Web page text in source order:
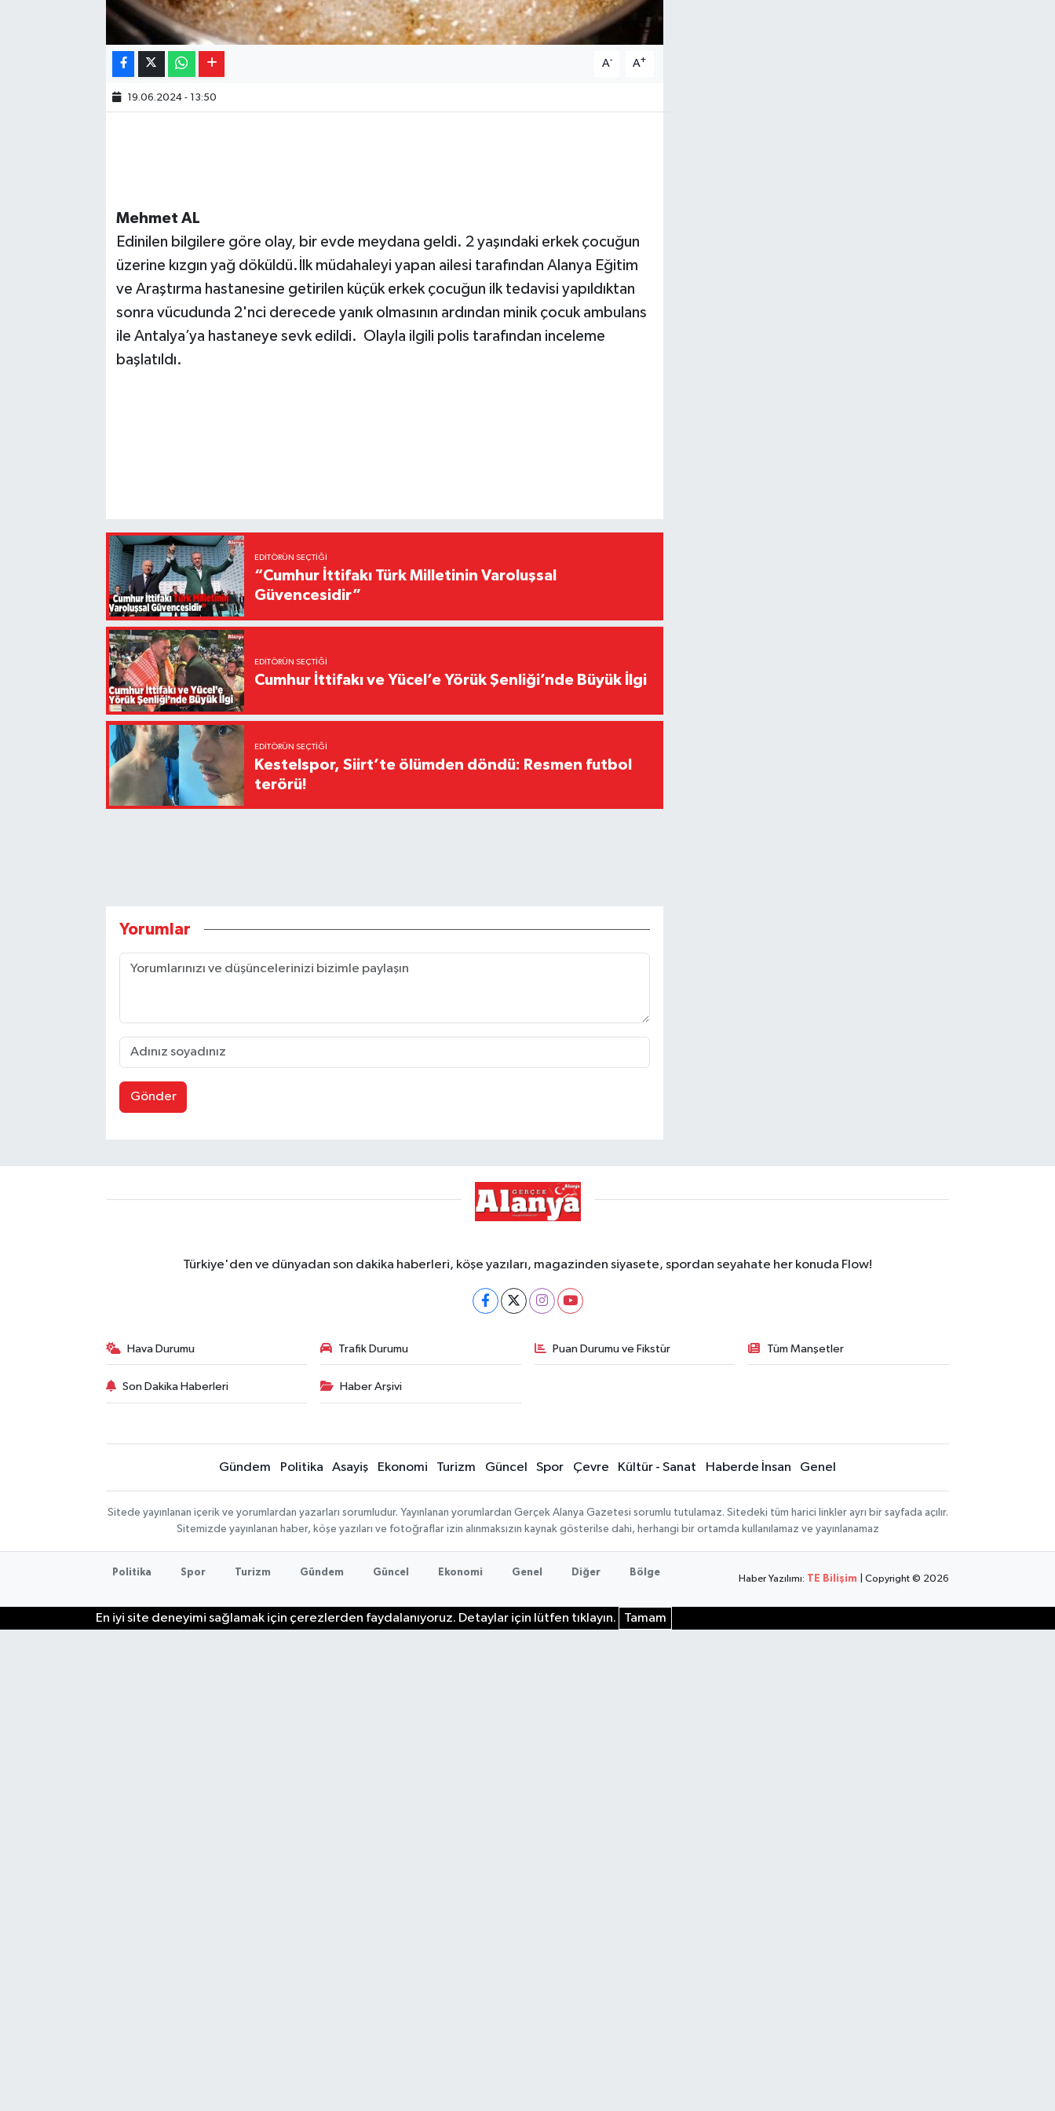
A- A+
19.06.2024 - 13:50
Mehmet AL
Edinilen bilgilere göre olay, bir evde meydana geldi. 2 yaşındaki erkek çocuğun
üzerine kızgın yağ döküldü.İlk müdahaleyi yapan ailesi tarafından Alanya Eğitim
ve Araştırma hastanesine getirilen küçük erkek çocuğun ilk tedavisi yapıldıktan
sonra vücudunda 2'nci derecede yanık olmasının ardından minik çocuk ambulans
ile Antalya’ya hastaneye sevk edildi. Olayla ilgili polis tarafından inceleme
başlatıldı.
EDITÖRÜN SEÇTIĞI
“Cumhur İttifakı Türk Milletinin Varoluşsal
Güvencesidir”
EDITÖRÜN SEÇTIĞI
Cumhur İttifakı ve Yücel’e Yörük Şenliği’nde Büyük İlgi
EDITÖRÜN SEÇTIĞI
Kestelspor, Siirt’te ölümden döndü: Resmen futbol
terörü!
Yorumlar
Gönder
Türkiye'den ve dünyadan son dakika haberleri, köşe yazıları, magazinden siyasete, spordan seyahate her konuda Flow!
Hava Durumu Trafik Durumu Puan Durumu ve Fikstür Tüm Manşetler
Son Dakika Haberleri Haber Arşivi
Gündem Politika Asayiş Ekonomi Turizm Güncel Spor Çevre Kültür - Sanat Haberde İnsan Genel
Sitede yayınlanan içerik ve yorumlardan yazarları sorumludur. Yayınlanan yorumlardan Gerçek Alanya Gazetesi sorumlu tutulamaz. Sitedeki tüm harici linkler ayrı bir sayfada açılır.
Sitemizde yayınlanan haber, köşe yazıları ve fotoğraflar izin alınmaksızın kaynak gösterilse dahi, herhangi bir ortamda kullanılamaz ve yayınlanamaz
Politika Spor Turizm Gündem Güncel Ekonomi Genel Diğer Bölge
Haber Yazılımı: TE Bilişim | Copyright © 2026
En iyi site deneyimi sağlamak için çerezlerden faydalanıyoruz. Detaylar için lütfen tıklayın. Tamam